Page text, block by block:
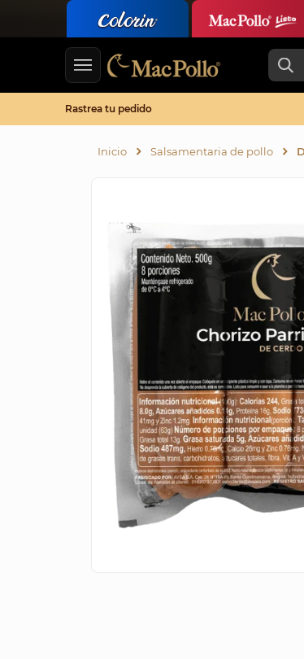
Rastrea tu pedido
Inicio Salsamentaria de pollo